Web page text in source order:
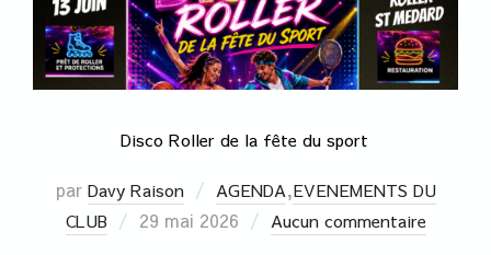
Disco Roller de la fête du sport
par Davy Raison AGENDA,EVENEMENTS DU
CLUB
29 mai 2026 Aucun commentaire